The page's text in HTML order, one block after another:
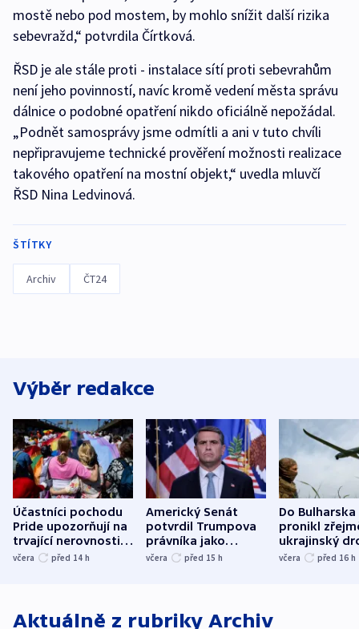
mostě nebo pod mostem, by mohlo snížit další rizika
sebevražd,“ potvrdila Čírtková.
ŘSD je ale stále proti - instalace sítí proti sebevrahům
není jeho povinností, navíc kromě vedení města správu
dálnice o podobné opatření nikdo oficiálně nepožádal.
„Podnět samosprávy jsme odmítli a ani v tuto chvíli
nepřipravujeme technické prověření možnosti realizace
takového opatření na mostní objekt,“ uvedla mluvčí
ŘSD Nina Ledvinová.
ŠTÍTKY
Archiv ČT24
Výběr redakce
Účastníci pochodu
Pride upozorňují na
trvající nerovnosti i
společenskou
včera před 14 h
Americký Senát
potvrdil Trumpova
právníka jako
ministra
včera před 15 h
Do Bulharska
pronikl
ukrajinský
explodoval
včera před 16 h
Aktuálně z rubriky Archiv